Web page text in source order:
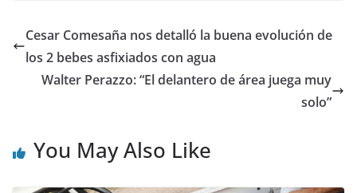
Cesar Comesaña nos detalló la buena evolución de
los 2 bebes asfixiados con agua
Walter Perazzo: “El delantero de área juega muy
solo”
You May Also Like